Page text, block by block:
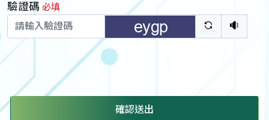
驗證碼 必填
驗證碼重新
聽語
確認送出